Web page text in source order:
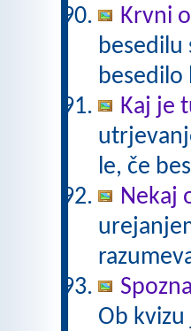
Krvni
besedilu
besedilo
Kaj je
le, če
Nekaj
Ob